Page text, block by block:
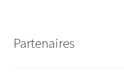
Partenaires